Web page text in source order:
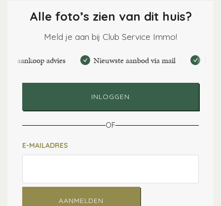
Alle foto’s zien van dit huis?
Meld je aan bij Club Service Immo!
advies Nieuwste aanbod via mail Maak
INLOGGEN
OF
E-MAILADRES
AANMELDEN